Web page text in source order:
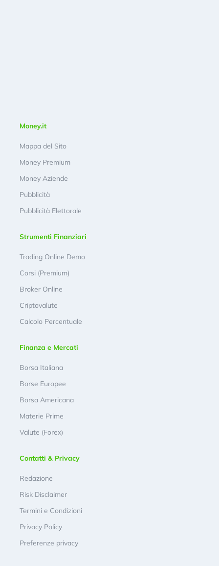
Money.it
Mappa del Sito
Money Premium
Money Aziende
Pubblicità
Pubblicità Elettorale
Strumenti Finanziari
Trading Online Demo
Corsi (Premium)
Broker Online
Criptovalute
Calcolo Percentuale
Finanza e Mercati
Borsa Italiana
Borse Europee
Borsa Americana
Materie Prime
Valute (Forex)
Contatti & Privacy
Redazione
Risk Disclaimer
Termini e Condizioni
Privacy Policy
Preferenze privacy